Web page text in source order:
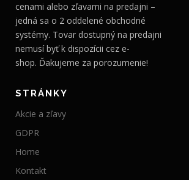
cenami alebo zľavami na predajni –
jedná sa o 2 oddelené obchodné
systémy. Tovar dostupný na predajni
nemusí byť k dispozícii cez e-
shop. Ďakujeme za porozumenie!
STRÁNKY
Akcie a zľavy
GDPR
Home
Kontakt